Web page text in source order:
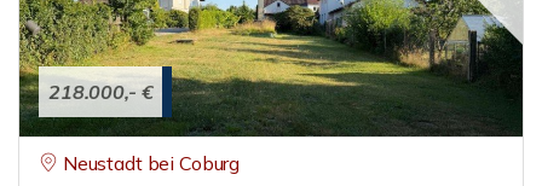
218.000,- €
Neustadt bei Coburg